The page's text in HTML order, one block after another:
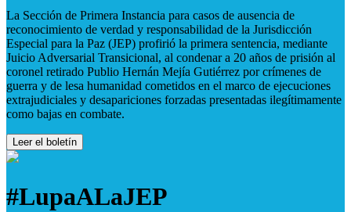
La Sección de Primera Instancia para casos de ausencia de
reconocimiento de verdad y responsabilidad de la Jurisdicción
Especial para la Paz (JEP) profirió la primera sentencia, mediante
Juicio Adversarial Transicional, al condenar a 20 años de prisión al
coronel retirado Publio Hernán Mejía Gutiérrez por crímenes de
guerra y de lesa humanidad cometidos en el marco de ejecuciones
extrajudiciales y desapariciones forzadas presentadas ilegítimamente
como bajas en combate.
Leer el boletín
#LupaALaJEP